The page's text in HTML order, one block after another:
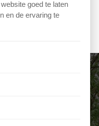
goed te laten
en de ervaring te